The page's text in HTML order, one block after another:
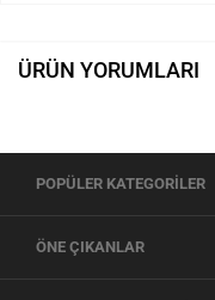
ÜRÜN YORUMLARI
POPÜLER KATEGORİLER
ÖNE ÇIKANLAR